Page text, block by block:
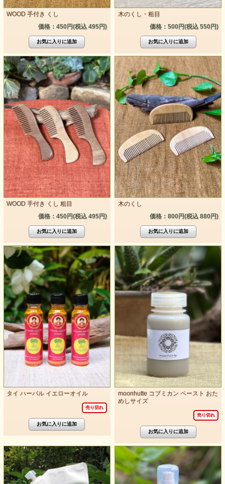
WOOD 手付き くし
価格：450円(税込 495円)
木のくし・粗目
価格：500円(税込 550円)
WOOD 手付き くし 粗目
価格：450円(税込 495円)
木のくし
価格：800円(税込 880円)
タイ ハーバル イエローオイル
売り切れ
moonhutte コブミカン ペースト おた
めしサイズ
売り切れ